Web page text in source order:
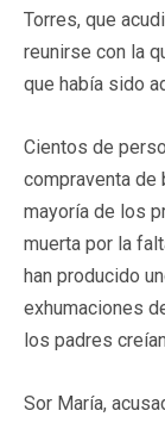
Torres, que
reunirse con la
que había sido
Cientos de
compraventa
mayoría de los
muerta por la
han producido
exhumaciones
los padres
Sor María,